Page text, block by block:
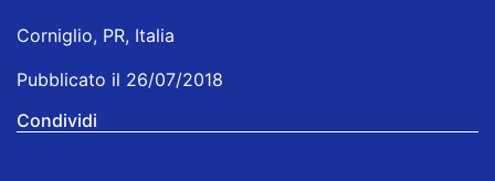
Corniglio, PR, Italia
Pubblicato il 26/07/2018
Condividi